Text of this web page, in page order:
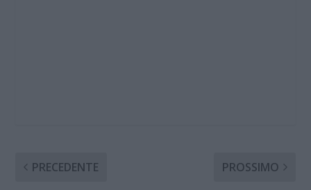
PRECEDENTE PROSSIMO